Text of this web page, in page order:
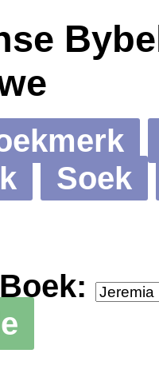
Soek
Boek: